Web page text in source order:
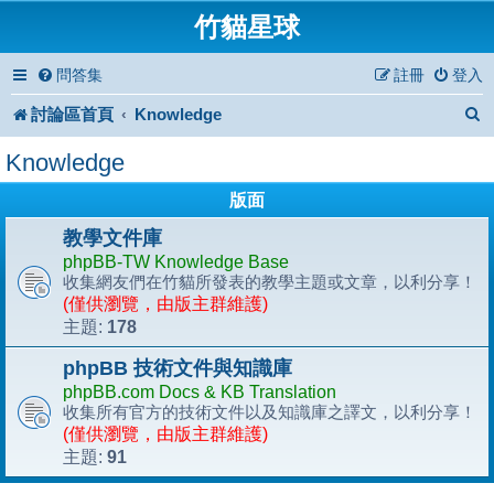
竹貓星球
問答集 登入
註冊
討論區首頁 Knowledge
Knowledge
版面
教學文件庫
phpBB-TW Knowledge Base
收集網友們在竹貓所發表的教學主題或文章，以利分享！
(僅供瀏覽，由版主群維護)
主題: 178
phpBB 技術文件與知識庫
phpBB.com Docs & KB Translation
收集所有官方的技術文件以及知識庫之譯文，以利分享！
(僅供瀏覽，由版主群維護)
主題: 91